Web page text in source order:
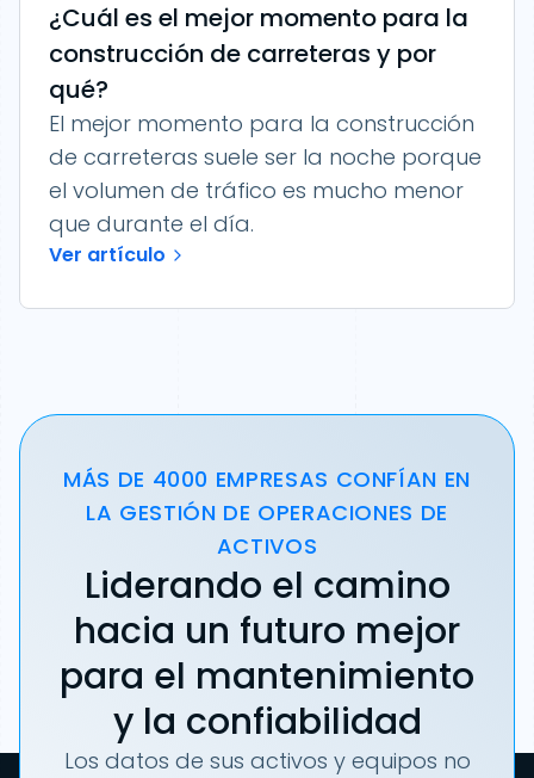
¿Cuál es el mejor momento para la
construcción de carreteras y por
qué?
El mejor momento para la construcción
de carreteras suele ser la noche porque
el volumen de tráfico es mucho menor
que durante el día.
Ver artículo
MÁS DE 4000 EMPRESAS CONFÍAN EN
LA GESTIÓN DE OPERACIONES DE
ACTIVOS
Liderando el camino
hacia un futuro mejor
para el mantenimiento
y la confiabilidad
Los datos de sus activos y equipos no